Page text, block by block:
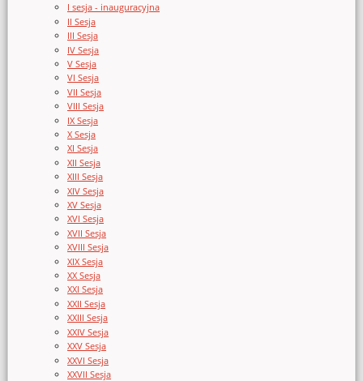
I sesja - inauguracyjna
II Sesja
III Sesja
IV Sesja
V Sesja
VI Sesja
VII Sesja
VIII Sesja
IX Sesja
X Sesja
XI Sesja
XII Sesja
XIII Sesja
XIV Sesja
XV Sesja
XVI Sesja
XVII Sesja
XVIII Sesja
XIX Sesja
XX Sesja
XXI Sesja
XXII Sesja
XXIII Sesja
XXIV Sesja
XXV Sesja
XXVI Sesja
XXVII Sesja